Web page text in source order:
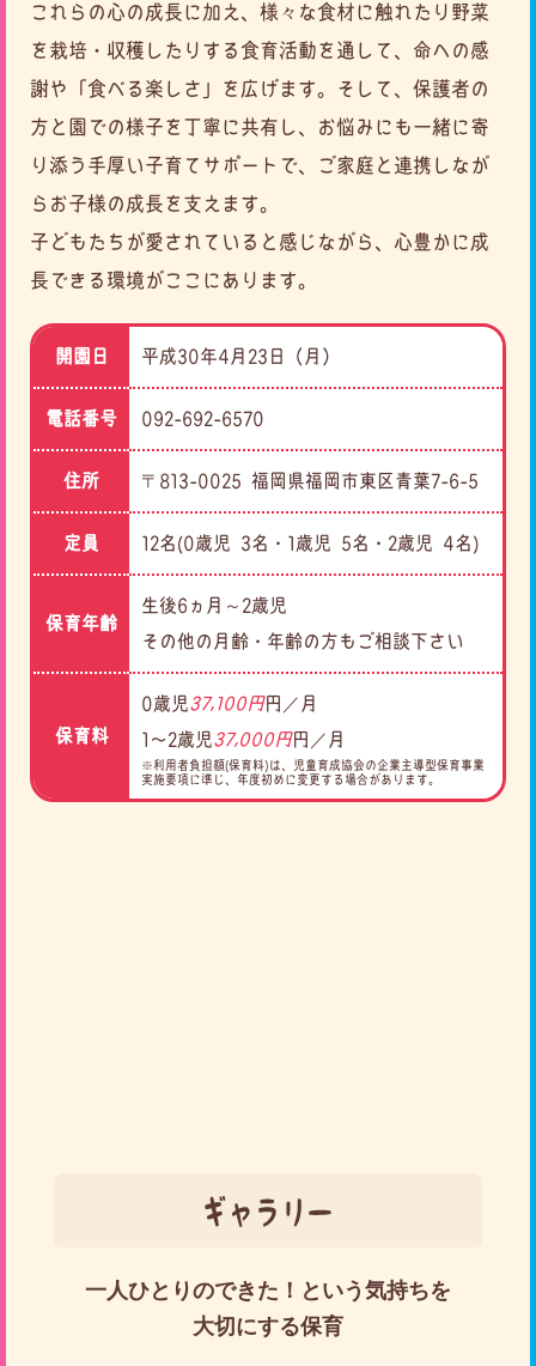
これらの心の成長に加え、様々な食材に触れたり野菜
を栽培・収穫したりする食育活動を通して、命への感
謝や「食べる楽しさ」を広げます。
そして、保護者の
方と園での様子を丁寧に共有し、お悩みにも一緒に寄
り添う手厚い子育てサポートで、
ご家庭と連携しなが
らお子様の成長を支えます。
子どもたちが愛されていると感じながら、心豊かに成
長できる環境がここにあります。
開園日 平成30年4月23日（月）
電話番号 092-692-6570
住所 〒813-0025 福岡県福岡市東区青葉7-6-5
定員 12名(0歳児 3名・1歳児 5名・2歳児 4名)
保育年齢
生後6ヵ月～2歳児
その他の月齢・年齢の方もご相談下さい
保育料
0歳児37,100円円／月
1〜2歳児37,000円円／月
※利用者負担額(保育料)は、児童育成協会の企業主導型保育事業
実施要項に準じ、年度初めに変更する場合があります。
一人ひとりのできた！という気持ちを
大切にする保育